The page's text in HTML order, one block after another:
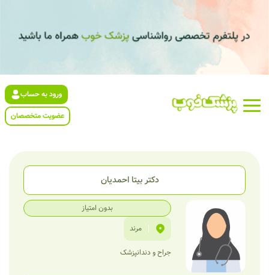
ورود به حساب
عضویت متخصصان
دکتر بیتا احمدیان
بدون امتیاز
| مرند
جراح و دندانپزشک